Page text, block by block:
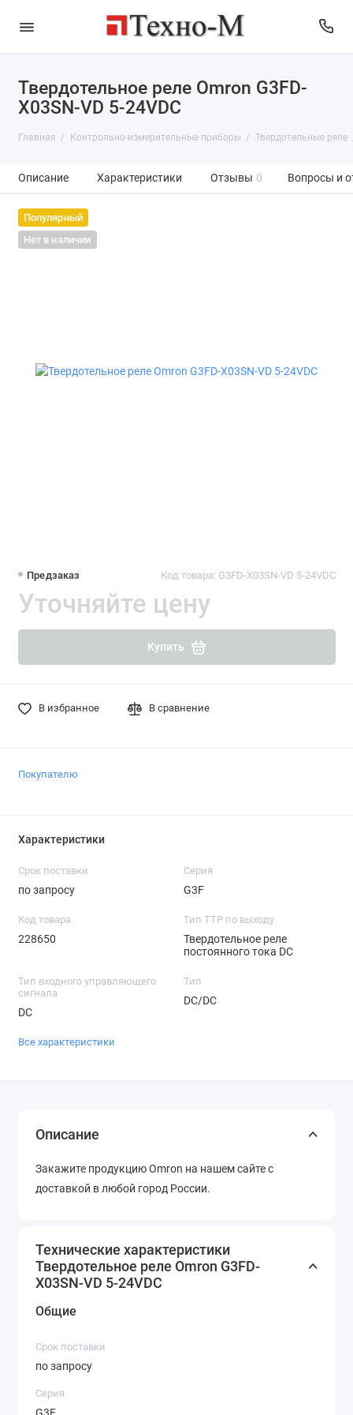
Твердотельное реле Omron G3FD-
X03SN-VD 5-24VDC
Главная Контрольно-измерительные приборы Твердотельные реле
Описание Характеристики Отзывы 0 Вопросы и
Популярный
Нет в наличии
Предзаказ Код товара: G3FD-X03SN-VD 5-24VDC
Уточняйте цену
Купить
В избранное В сравнение
Покупателю
Характеристики
Срок поставки
по запросу
Серия
G3F
Код товара
228650
Тип ТТР по выходу
Твердотельное реле
постоянного тока DC
Тип входного управляющего
сигнала
DC
Тип
DC/DC
Все характеристики
Описание
Закажите продукцию Omron на нашем сайте с
доставкой в любой город России.
Технические характеристики
Твердотельное реле Omron G3FD-
X03SN-VD 5-24VDC
Общие
Срок поставки
по запросу
Серия